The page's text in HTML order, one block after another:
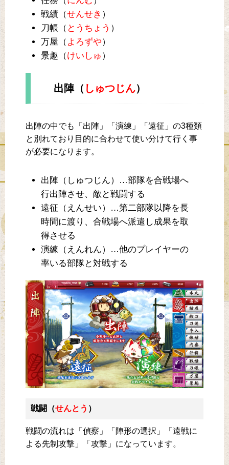
戦績（せんせき ）
刀帳（ とうちょう ）
万屋（ よろずや）
景趣（けいしゅ ）
出陣（ しゅつじん）
出陣の中でも「出陣」「演練」「遠征」の3種類
と別れており目的に合わせて使い分けて行く事
が必要になります。
出陣（しゅつじん）…部隊を合戦場へ
行出陣させ、敵と戦闘する
遠征（えんせい）…第二部隊以降を長
時間に渡り、合戦場へ派遣し成果を取
得させる
演練（えんれん）…他のプレイヤーの
率いる部隊と対戦する
戦闘（せんとう ）
戦闘の流れは「偵察」「陣形の選択」「遠戦に
よる先制攻撃」「攻撃」になっています。